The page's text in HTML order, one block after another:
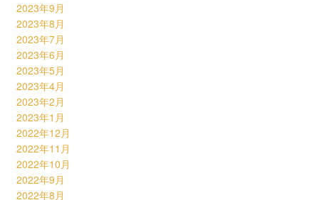
2023年9月
2023年8月
2023年7月
2023年6月
2023年5月
2023年4月
2023年2月
2023年1月
2022年12月
2022年11月
2022年10月
2022年9月
2022年8月